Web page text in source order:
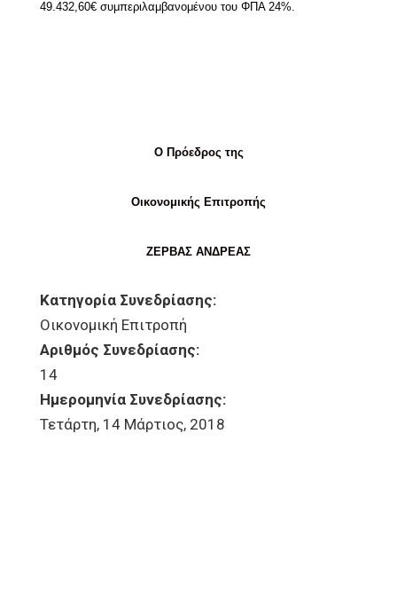
49.432,60€ συμπεριλαμβανομένου του ΦΠΑ 24%.
Ο Πρόεδρος της
Οικονομικής Επιτροπής
ΖΕΡΒΑΣ ΑΝΔΡΕΑΣ
Κατηγορία Συνεδρίασης:
Οικονομική Επιτροπή
Αριθμός Συνεδρίασης:
14
Ημερομηνία Συνεδρίασης:
Τετάρτη, 14 Μάρτιος, 2018